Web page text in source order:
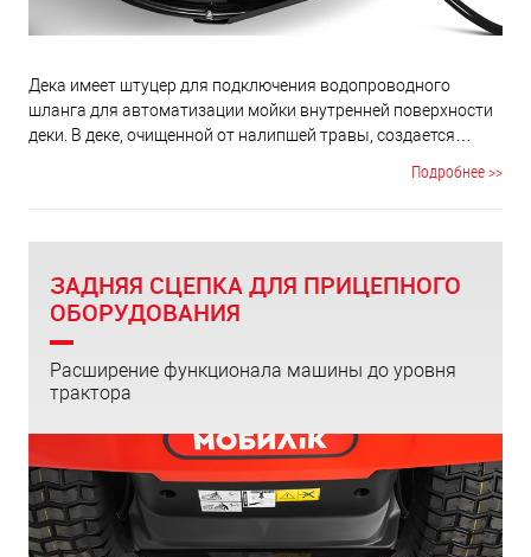
Дека имеет штуцер для подключения водопроводного
шланга для автоматизации мойки внутренней поверхности
деки. В деке, очищенной от налипшей травы, создается
Подробнее >>
ЗАДНЯЯ СЦЕПКА ДЛЯ ПРИЦЕПНОГО
ОБОРУДОВАНИЯ
Расширение функционала машины до уровня
трактора